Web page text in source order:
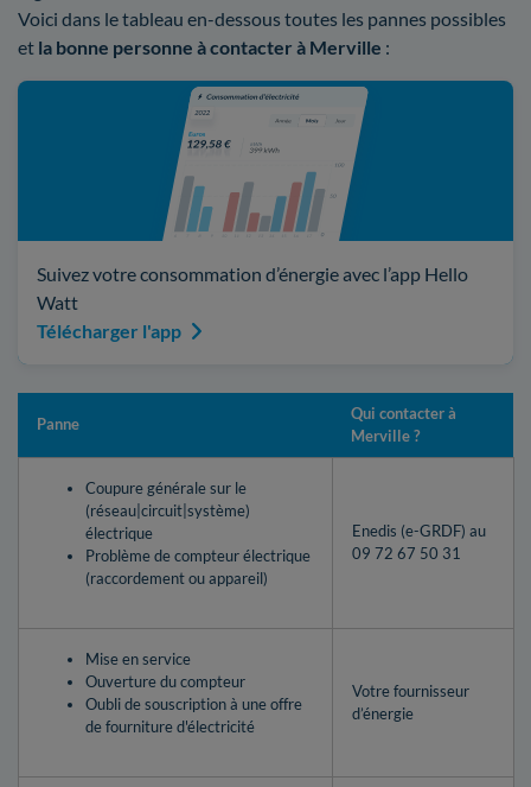
Voici dans le tableau en-dessous toutes les pannes possibles
et la bonne personne à contacter à Merville :
Suivez votre consommation d’énergie avec l’app Hello
Watt
Télécharger l'app
Panne
Qui contacter à
Merville ?
Coupure générale sur le
(réseau|circuit|système)
électrique
Problème de compteur électrique
(raccordement ou appareil)
Enedis (e-GRDF) au
09 72 67 50 31
Mise en service
Ouverture du compteur
Oubli de souscription à une offre
de fourniture d'électricité
Votre fournisseur
d’énergie